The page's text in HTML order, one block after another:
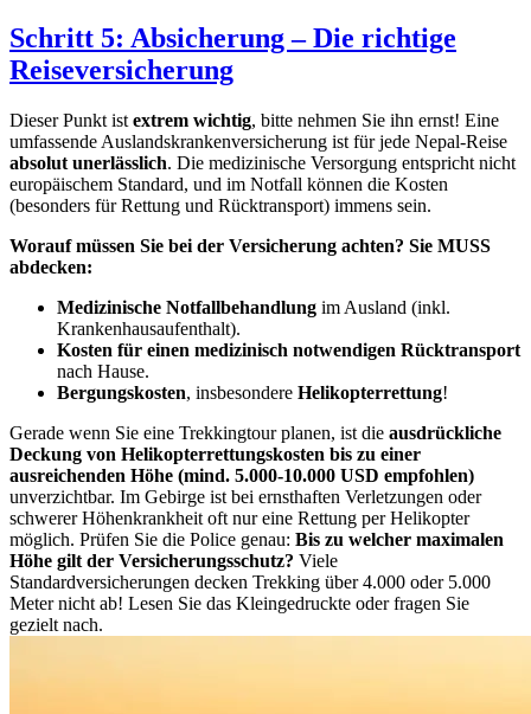
Schritt 5: Absicherung – Die richtige
Reiseversicherung
Dieser Punkt ist extrem wichtig, bitte nehmen Sie ihn ernst! Eine
umfassende Auslandskrankenversicherung ist für jede Nepal-Reise
absolut unerlässlich. Die medizinische Versorgung entspricht nicht
europäischem Standard, und im Notfall können die Kosten
(besonders für Rettung und Rücktransport) immens sein.
Worauf müssen Sie bei der Versicherung achten? Sie MUSS
abdecken:
Medizinische Notfallbehandlung im Ausland (inkl.
Krankenhausaufenthalt).
Kosten für einen medizinisch notwendigen Rücktransport
nach Hause.
Bergungskosten, insbesondere Helikopterrettung!
Gerade wenn Sie eine Trekkingtour planen, ist die ausdrückliche
Deckung von Helikopterrettungskosten bis zu einer
ausreichenden Höhe (mind. 5.000-10.000 USD empfohlen)
unverzichtbar. Im Gebirge ist bei ernsthaften Verletzungen oder
schwerer Höhenkrankheit oft nur eine Rettung per Helikopter
möglich. Prüfen Sie die Police genau: Bis zu welcher maximalen
Höhe gilt der Versicherungsschutz? Viele
Standardversicherungen decken Trekking über 4.000 oder 5.000
Meter nicht ab! Lesen Sie das Kleingedruckte oder fragen Sie
gezielt nach.